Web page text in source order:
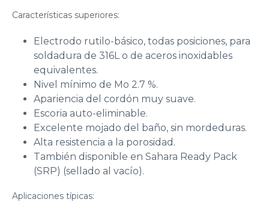
Características superiores:
Electrodo rutilo-básico, todas posiciones, para
soldadura de 316L o de aceros inoxidables
equivalentes.
Nivel mínimo de Mo 2.7 %.
Apariencia del cordón muy suave.
Escoria auto-eliminable.
Excelente mojado del baño, sin mordeduras.
Alta resistencia a la porosidad.
También disponible en Sahara Ready Pack
(SRP) (sellado al vacío).
Aplicaciones típicas: